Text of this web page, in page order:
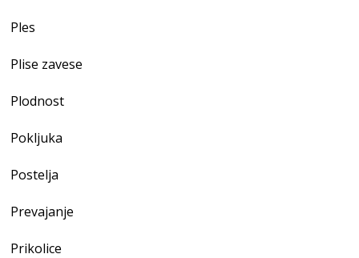
Ples
Plise zavese
Plodnost
Pokljuka
Postelja
Prevajanje
Prikolice